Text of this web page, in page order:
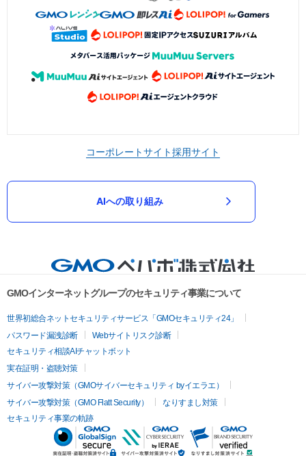
コーポレートサイト採用サイト
AIへの取り組み
GMOインターネットグループのセキュリティ事業について
世界初総合ネットセキュリティサービス「GMOセキュリティ24」
パスワード漏洩診断
Webサイトリスク診断
セキュリティ相談AIチャットボット
実在証明・盗聴対策
サイバー攻撃対策（GMOサイバーセキュリティ byイエラエ）
サイバー攻撃対策（GMO Flatt Security）
なりすまし対策
セキュリティ事業の軌跡